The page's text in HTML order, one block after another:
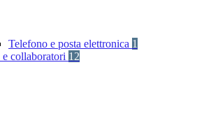
Telefono e posta elettronica 1
collaboratori 12